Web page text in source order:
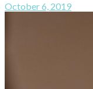
October 6, 2019